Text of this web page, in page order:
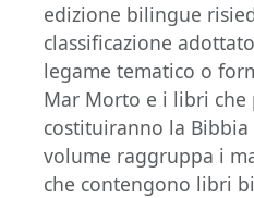
edizione bilingue
classificazione
legame tematico o
Mar Morto e i libri che
costituiranno la
volume raggruppa i
che contengono libri